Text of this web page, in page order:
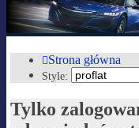
Forum dla ludzi z pasją
Przejdź do zawartości
Strona główna
Style:
Tylko